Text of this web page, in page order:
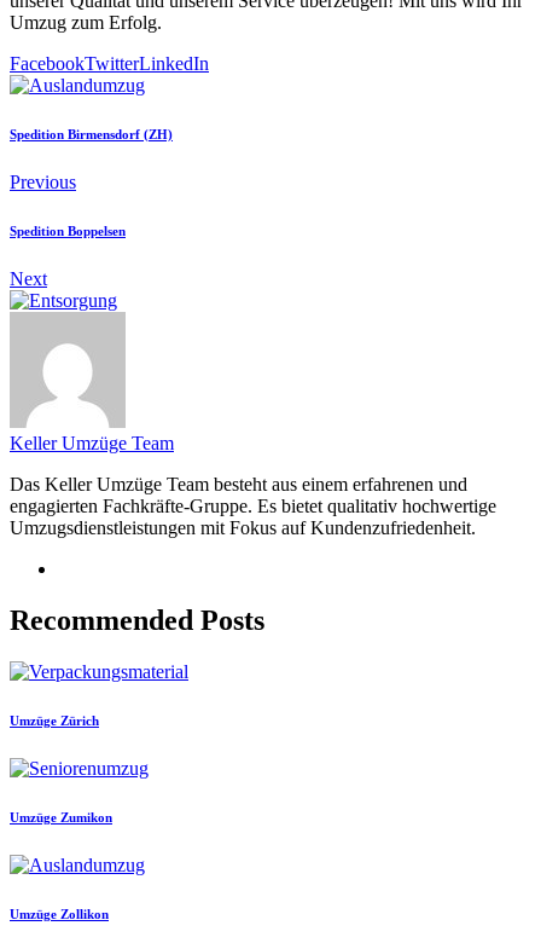
Umzug zum Erfolg.
FacebookTwitterLinkedIn
Spedition Birmensdorf (ZH)
Previous
Spedition Boppelsen
Next
Keller Umzüge Team
Das Keller Umzüge Team besteht aus einem erfahrenen und
engagierten Fachkräfte-Gruppe. Es bietet qualitativ hochwertige
Umzugsdienstleistungen mit Fokus auf Kundenzufriedenheit.
Recommended Posts
Umzüge Zürich
Umzüge Zumikon
Umzüge Zollikon